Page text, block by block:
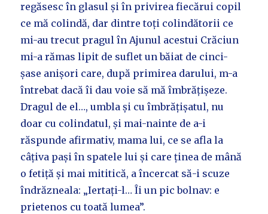
regăsesc în glasul și în privirea fiecărui copil
ce mă colindă, dar dintre toți colindătorii ce
mi-au trecut pragul în Ajunul acestui Crăciun
mi-a rămas lipit de suflet un băiat de cinci-
șase anișori care, după primirea darului, m-a
întrebat dacă îi dau voie să mă îmbrățișeze.
Dragul de el…, umbla și cu îmbrățișatul, nu
doar cu colindatul, și mai-nainte de a-i
răspunde afirmativ, mama lui, ce se afla la
câțiva pași în spatele lui și care ținea de mână
o fetiță și mai mititică, a încercat să-i scuze
îndrăzneala: „Iertați-l… Îi un pic bolnav: e
prietenos cu toată lumea”.